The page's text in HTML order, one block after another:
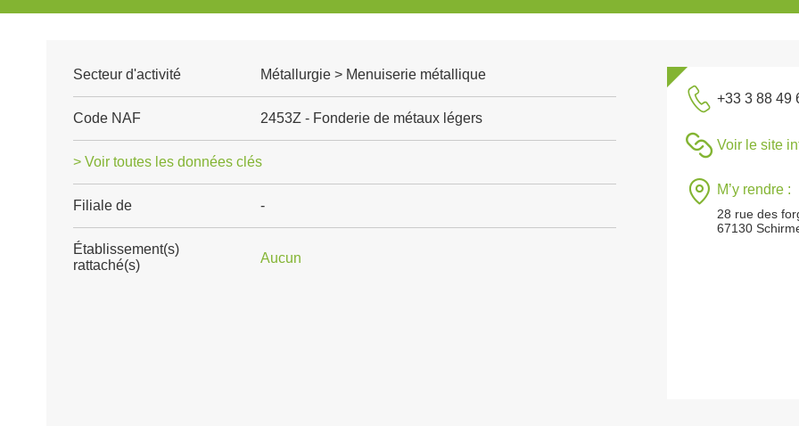
Secteur d'activité Métallurgie > Menuiserie métallique
Code NAF 2453Z - Fonderie de métaux légers
> Voir toutes les données clés
Filiale de -
Établissement(s)
rattaché(s)
Aucun
+33 3 88 49
Voir le site
M’y rendre :
28 rue des
67130